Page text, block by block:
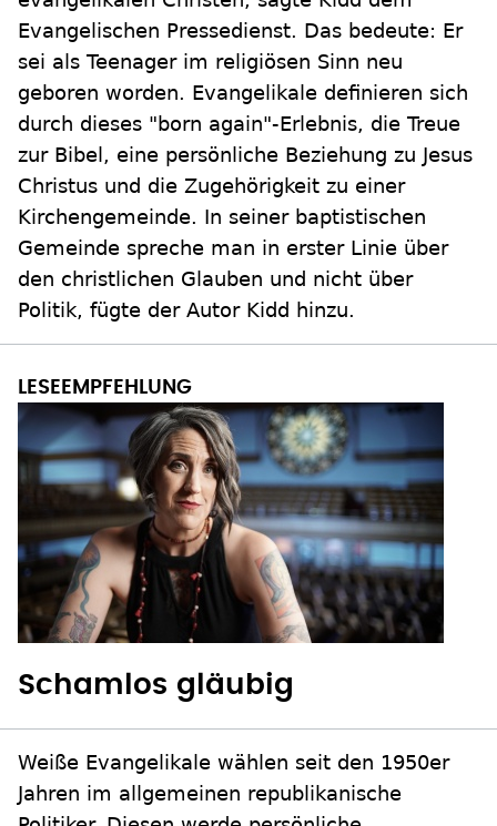
Evangelischen Pressedienst. Das bedeute: Er
sei als Teenager im religiösen Sinn neu
geboren worden. Evangelikale definieren sich
durch dieses "born again"-Erlebnis, die Treue
zur Bibel, eine persönliche Beziehung zu Jesus
Christus und die Zugehörigkeit zu einer
Kirchengemeinde. In seiner baptistischen
Gemeinde spreche man in erster Linie über
den christlichen Glauben und nicht über
Politik, fügte der Autor Kidd hinzu.
Schamlos gläubig
Weiße Evangelikale wählen seit den 1950er
Jahren im allgemeinen republikanische